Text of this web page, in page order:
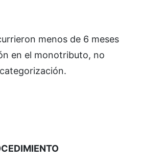
menos de 6 meses
en el monotributo, no